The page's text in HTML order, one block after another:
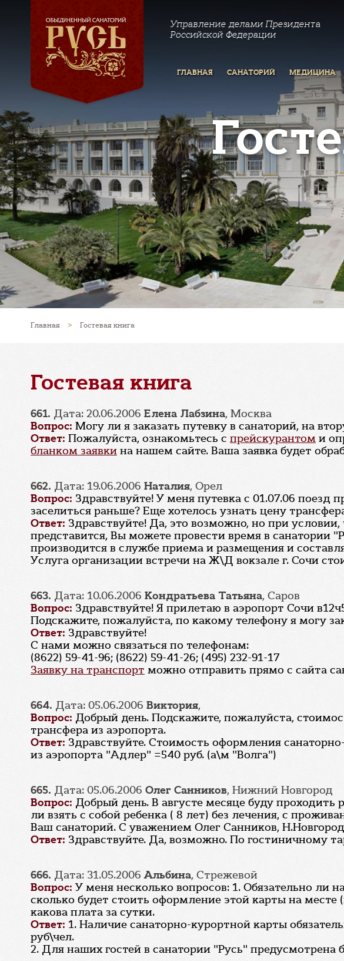
Управление делами Президента
Российской Федерации
ГЛАВНАЯ САНАТОРИЙ МЕДИЦИНА
Главная > Гостевая книга
Гостевая книга
661. Дата: 20.06.2006 Елена Лабзина, Москва
Вопрос: Могу ли я заказать путевку в санаторий, на
Ответ: Пожалуйста, ознакомьтесь с прейскурантом и
бланком заявки на нашем сайте. Ваша заявка будет
662. Дата: 19.06.2006 Наталия, Орел
Вопрос: Здравствуйте! У меня путевка с 01.07.06 поезд
заселиться раньше? Еще хотелось узнать цену
Ответ: Здравствуйте! Да, это возможно, но при
представится, Вы можете провести время в санатории
производится в службе приема и размещения и
Услуга организации встречи на Ж\Д вокзале г. Сочи
663. Дата: 10.06.2006 Кондратьева Татьяна, Саров
Вопрос: Здравствуйте! Я прилетаю в аэропорт Сочи
Подскажите, пожалуйста, по какому телефону я могу
Ответ: Здравствуйте!
С нами можно связаться по телефонам:
(8622) 59-41-96; (8622) 59-41-26; (495) 232-91-17
Заявку на транспорт можно отправить прямо с сайта
664. Дата: 05.06.2006 Виктория,
Вопрос: Добрый день. Подскажите, пожалуйста,
трансфера из аэропорта.
Ответ: Здравствуйте. Стоимость оформления
из аэропорта "Адлер" =540 руб. (а\м "Волга")
665. Дата: 05.06.2006 Олег Санников, Нижний Новгород
Вопрос: Добрый день. В августе месяце буду
ли взять с собой ребенка ( 8 лет) без лечения, с
Ваш санаторий. С уважением Олег Санников, Н.Новгород
Ответ: Здравствуйте. Да, возможно. По гостиничному
666. Дата: 31.05.2006Альбина, Стрежевой
Вопрос: У меня несколько вопросов: 1. Обязательно ли
сколько будет стоить оформление этой карты на месте
какова плата за сутки.
Ответ: 1. Наличие санаторно-курортной карты
руб\чел.
2. Для наших гостей в санатории "Русь" предусмотрена